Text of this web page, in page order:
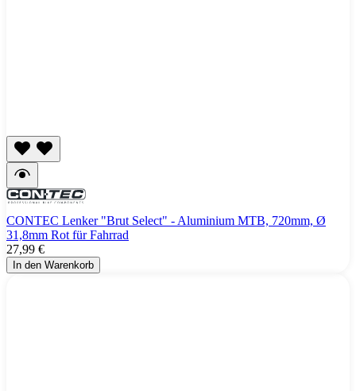
CONTEC Lenker "Brut Select" - Aluminium MTB, 720mm, Ø
31,8mm Rot für Fahrrad
27,99 €
In den Warenkorb